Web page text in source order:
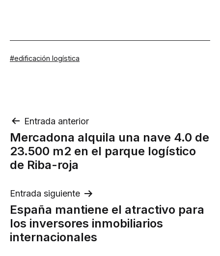
Etiquetado
edificación logística
Navegación
de
entradas
Entrada anterior
Mercadona alquila una nave 4.0 de
23.500 m2 en el parque logístico
de Riba-roja
Entrada siguiente
España mantiene el atractivo para
los inversores inmobiliarios
internacionales